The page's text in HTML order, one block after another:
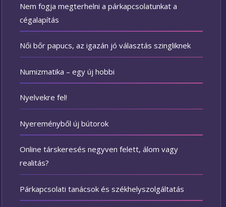
Nem fogja megterhelni a párkapcsolatunkat a
cégalapítás
Női bőr papucs, az igazán jó választás szingliknek
Numizmatika – egy új hobbi
Nyelvekre fel!
Nyereményből új bútorok
Online társkeresés negyven felett, álom vagy
realitás?
Párkapcsolati tanácsok és székhelyszolgáltatás